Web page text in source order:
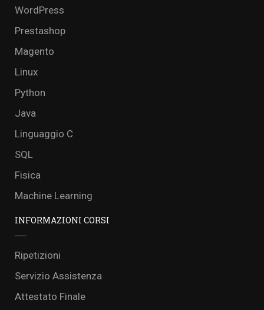
WordPress
Prestashop
Magento
Linux
Python
Java
Linguaggio C
SQL
Fisica
Machine Learning
INFORMAZIONI CORSI
Ripetizioni
Servizio Assistenza
Attestato Finale